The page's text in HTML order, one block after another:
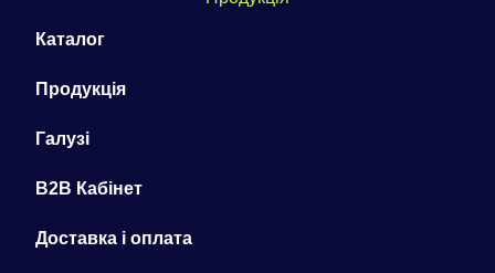
Каталог
Продукція
Галузі
B2B Кабінет
Доставка і оплата